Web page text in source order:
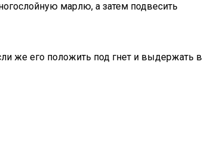
марлю, а затем подвесить
же его положить под гнет и выдержать в